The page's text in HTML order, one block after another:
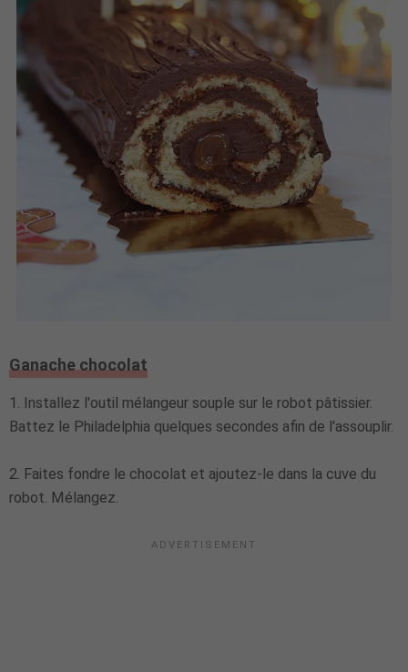
Ganache chocolat
1. Installez l'outil mélangeur souple sur le robot pâtissier.
Battez le Philadelphia quelques secondes afin de l'assouplir.
2. Faites fondre le chocolat et ajoutez-le dans la cuve du
robot. Mélangez.